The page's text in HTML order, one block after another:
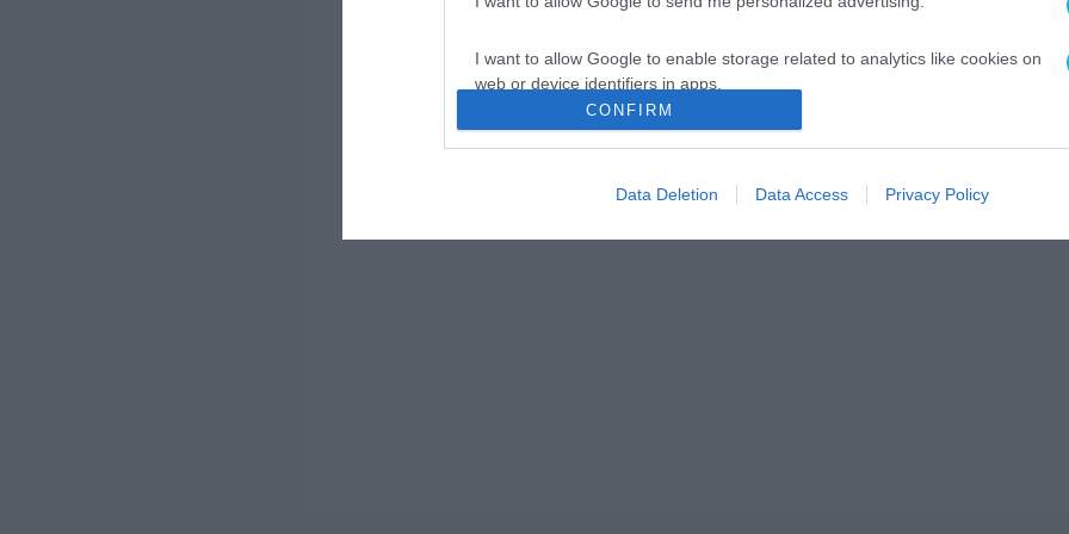
I want to allow Google to enable storage related to analytics like cookies on
web or device identifiers in apps.
I want to allow Google to enable storage related to functionality of the website
I want to allow Google to enable storage related to personalization.
CONFIRM
Data Deletion Data Access Privacy Policy